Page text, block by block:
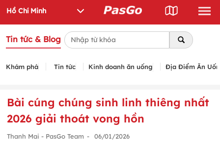
Tin tức & Blog
Khám phá Tin tức Kinh doanh ăn uống Địa Điểm Ăn
Bài cúng chúng sinh linh thiêng nhất
2026 giải thoát vong hồn
Thanh Mai - PasGo Team - 06/01/2026